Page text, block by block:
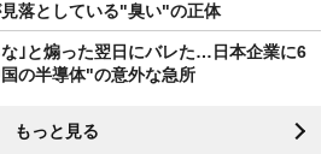
落としている"臭い"の正体
｣と煽った翌日にバレた…日本企業に6
の半導体"の意外な急所
もっと見る